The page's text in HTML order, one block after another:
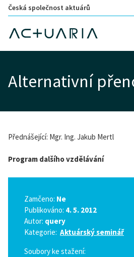
Česká společnost aktuárů
Alternativní
Přednášející: Mgr. Ing. Jakub Mertl
Program dalšího vzdělávání
Zamčeno: Ne
Publikováno: 4. 5. 2012
Autor: query
Kategorie: Aktuárský seminář
Soubory ke stažení: